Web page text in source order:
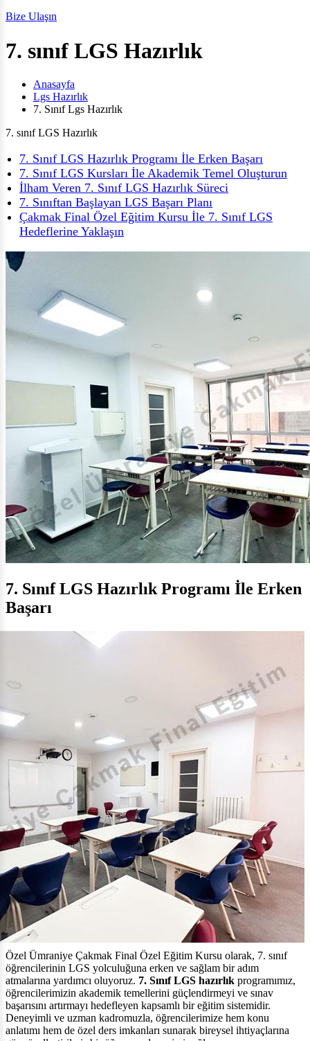
Bize Ulaşın
7. sınıf LGS Hazırlık
Anasayfa
Lgs Hazırlık
7. Sınıf Lgs Hazırlık
7. sınıf LGS Hazırlık
7. Sınıf LGS Hazırlık Programı İle Erken Başarı
7. Sınıf LGS Kursları İle Akademik Temel Oluşturun
İlham Veren 7. Sınıf LGS Hazırlık Süreci
7. Sınıftan Başlayan LGS Başarı Planı
Çakmak Final Özel Eğitim Kursu İle 7. Sınıf LGS
Hedeflerine Yaklaşın
7. Sınıf LGS Hazırlık Programı İle Erken
Başarı
Özel Ümraniye Çakmak Final Özel Eğitim Kursu olarak, 7. sınıf
öğrencilerinin LGS yolculuğuna erken ve sağlam bir adım
atmalarına yardımcı oluyoruz. 7. Sınıf LGS hazırlık programımız,
öğrencilerimizin akademik temellerini güçlendirmeyi ve sınav
başarısını artırmayı hedefleyen kapsamlı bir eğitim sistemidir.
Deneyimli ve uzman kadromuzla, öğrencilerimize hem konu
anlatımı hem de özel ders imkanları sunarak bireysel ihtiyaçlarına